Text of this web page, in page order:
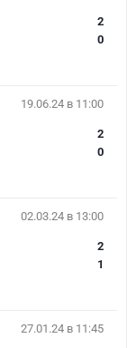
2
0
19.06.24 в 11:00
2
0
02.03.24 в 13:00
2
1
27.01.24 в 11:45